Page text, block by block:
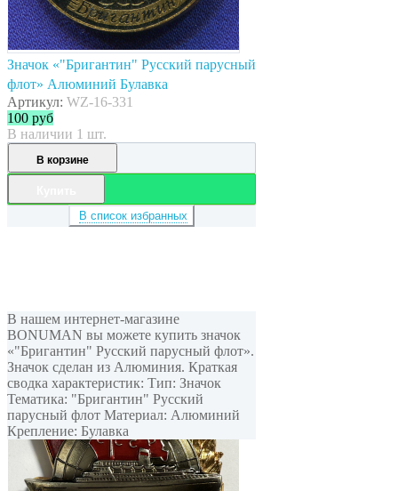
Значок «"Бригантин" Русский парусный
флот» Алюминий Булавка
Артикул: WZ-16-331
100 руб
В наличии 1 шт.
В корзине
В список избранных
В нашем интернет-магазине
BONUMAN вы можете купить значок
«"Бригантин" Русский парусный флот».
Значок сделан из Алюминия. Краткая
сводка характеристик: Тип: Значок
Тематика: "Бригантин" Русский
парусный флот Материал: Алюминий
Крепление: Булавка